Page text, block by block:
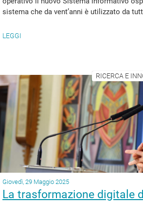
sistema che da vent’anni è utilizzato da
LEGGI
RICERCA E
Giovedì, 29 Maggio 2025
La trasformazione digitale